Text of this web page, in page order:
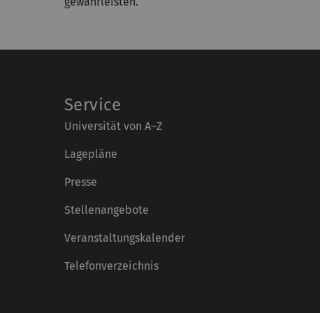
Service
Universität von A–Z
Lagepläne
Presse
Stellenangebote
Veranstaltungskalender
Telefonverzeichnis